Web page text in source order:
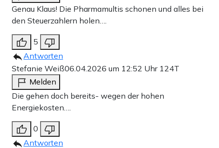
Genau Klaus! Die Pharmamultis schonen und alles bei
den Steuerzahlern holen….
5
Antworten
Stefanie Weiß06.04.2026 um 12:52 Uhr 124T
Melden
Die gehen doch bereits- wegen der hohen
Energiekosten….
0
Antworten